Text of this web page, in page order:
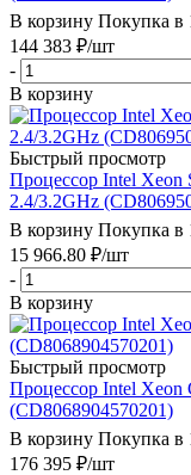
В корзину Покупка в
144 383 ₽/шт
-
В корзину
Быстрый просмотр
Процессор Intel
2.4/3.2GHz
В корзину Покупка в
15 966.80 ₽/шт
-
В корзину
Быстрый просмотр
Процессор Intel
(CD8068904570201)
В корзину Покупка в
176 395 ₽/шт